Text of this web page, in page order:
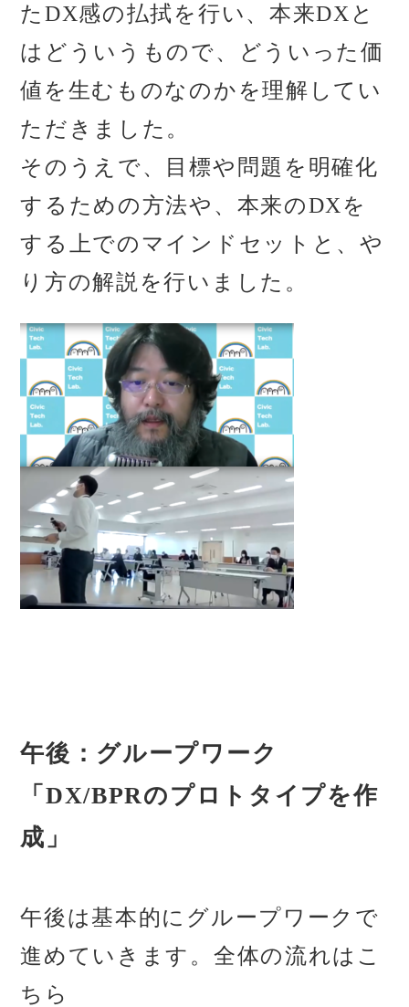
たDX感の払拭を行い、本来DXと
はどういうもので、どういった価
値を生むものなのかを理解してい
ただきました。
そのうえで、目標や問題を明確化
するための方法や、本来のDXを
する上でのマインドセットと、や
り方の解説を行いました。
午後：グループワーク
「DX/BPRのプロトタイプを作
成」
午後は基本的にグループワークで
進めていきます。全体の流れはこ
ちら